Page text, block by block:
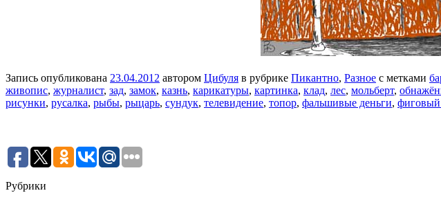
Запись опубликована 23.04.2012 автором Цибуля в рубрике Пикантно, Разное с метками
живопис, журналист, зад, замок, казнь, карикатуры, картинка, клад, лес, мольберт,
рисунки, русалка, рыбы, рыцарь, сундук, телевидение, топор, фальшивые деньги, фиговый
Рубрики